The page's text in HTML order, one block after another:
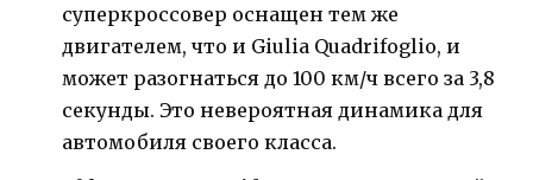
суперкроссовер оснащен тем же
двигателем, что и Giulia Quadrifoglio, и
может разогнаться до 100 км/ч всего за 3,8
секунды. Это невероятная динамика для
автомобиля своего класса.